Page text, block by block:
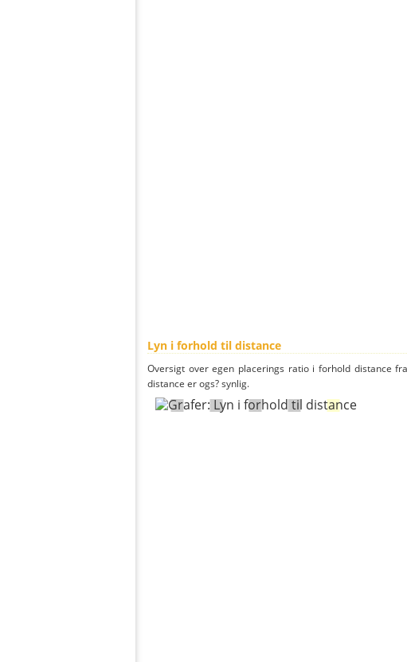
Lyn i forhold til distance
Oversigt over egen placerings ratio i forhold distance
distance er ogs? synlig.